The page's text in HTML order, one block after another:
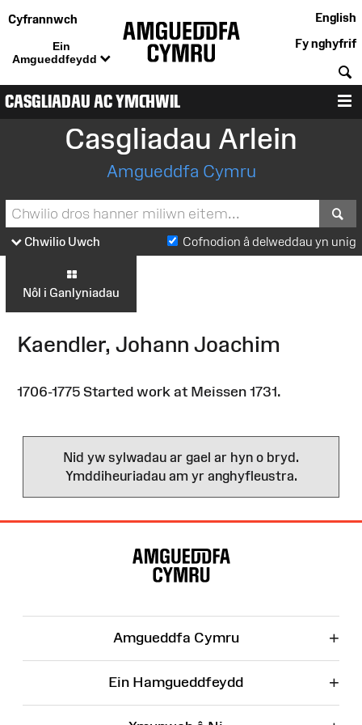
Cyfrannwch
Ein
Amgueddfeydd
English
Fy nghyfrif
CASGLIADAU AC YMCHWIL
Casgliadau Arlein
Amgueddfa Cymru
Chwilio Uwch Cofnodion â delweddau yn unig
Nôl i Ganlyniadau
Kaendler, Johann Joachim
1706-1775 Started work at Meissen 1731.
Nid yw sylwadau ar gael ar hyn o bryd.
Ymddiheuriadau am yr anghyfleustra.
Amgueddfa Cymru +
Ein Hamgueddfeydd +